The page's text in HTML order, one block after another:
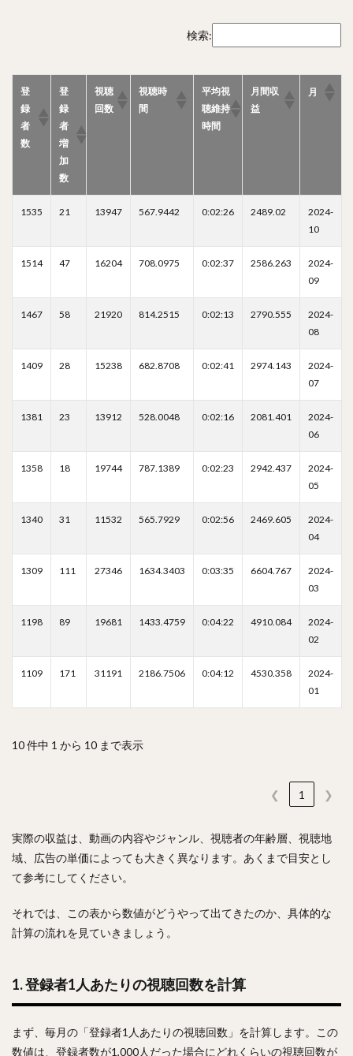
検索:
登
録
者
数
登
録
者
増
加
数
視聴
回数
視聴時
間
平均視
聴維持
時間
月間収
益
月
1535 21 13947 567.9442 0:02:26 2489.02
2024-
10
1514 47 16204 708.0975 0:02:37 2586.263
2024-
09
1467 58 21920 814.2515 0:02:13 2790.555
2024-
08
1409 28 15238 682.8708 0:02:41 2974.143
2024-
07
1381 23 13912 528.0048 0:02:16 2081.401
2024-
06
1358 18 19744 787.1389 0:02:23 2942.437
2024-
05
1340 31 11532 565.7929 0:02:56 2469.605
2024-
04
1309 111 27346 1634.3403 0:03:35 6604.767
2024-
03
1198 89 19681 1433.4759 0:04:22 4910.084
2024-
02
1109 171 31191 2186.7506 0:04:12 4530.358
2024-
01
10 件中 1 から 10 まで表示
❮ 1 ❯
実際の収益は、動画の内容やジャンル、視聴者の年齢層、視聴地
域、広告の単価によっても大きく異なります。あくまで目安とし
て参考にしてください。
それでは、この表から数値がどうやって出てきたのか、具体的な
計算の流れを見ていきましょう。
1. 登録者1人あたりの視聴回数を計算
まず、毎月の「登録者1人あたりの視聴回数」を計算します。この
数値は、登録者数が1,000人だった場合にどれくらいの視聴回数が